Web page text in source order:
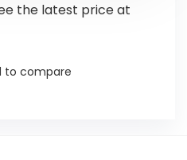
the latest price at
to compare